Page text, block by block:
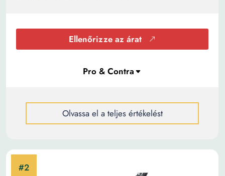
Ellenőrizze az árat
Olvassa el a teljes értékelést